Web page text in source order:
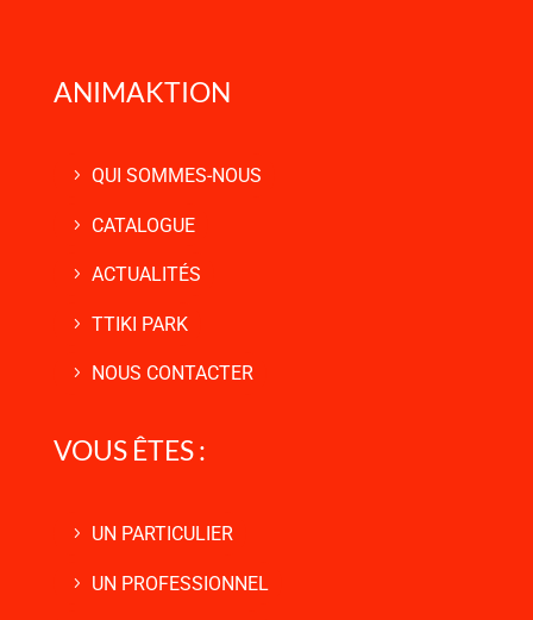
ANIMAKTION
QUI SOMMES-NOUS
CATALOGUE
ACTUALITÉS
TTIKI PARK
NOUS CONTACTER
VOUS ÊTES :
UN PARTICULIER
UN PROFESSIONNEL